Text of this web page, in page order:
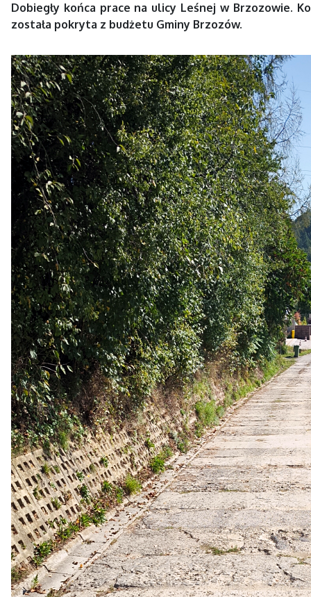
Dobiegły końca prace na ulicy Leśnej w Brzozowie.
została pokryta z budżetu Gminy Brzozów.